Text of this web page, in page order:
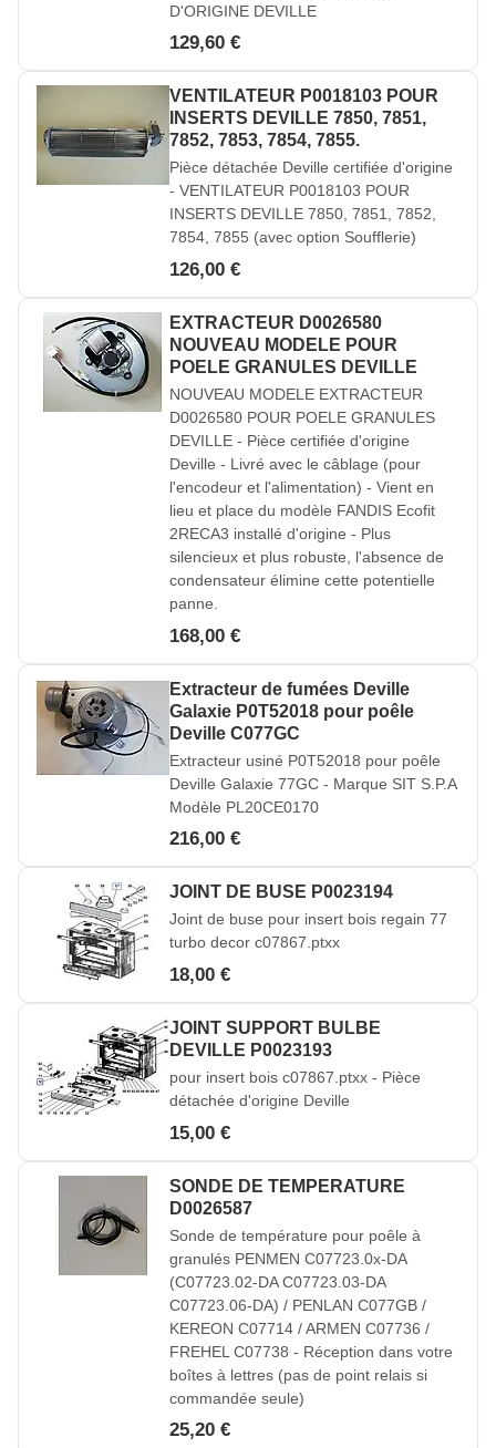
D'ORIGINE DEVILLE
129,60 €
VENTILATEUR P0018103 POUR
INSERTS DEVILLE 7850, 7851,
7852, 7853, 7854, 7855.
Pièce détachée Deville certifiée d'origine
- VENTILATEUR P0018103 POUR
INSERTS DEVILLE 7850, 7851, 7852,
7854, 7855 (avec option Soufflerie)
126,00 €
EXTRACTEUR D0026580
NOUVEAU MODELE POUR
POELE GRANULES DEVILLE
NOUVEAU MODELE EXTRACTEUR
D0026580 POUR POELE GRANULES
DEVILLE - Pièce certifiée d'origine
Deville - Livré avec le câblage (pour
l'encodeur et l'alimentation) - Vient en
lieu et place du modèle FANDIS Ecofit
2RECA3 installé d'origine - Plus
silencieux et plus robuste, l'absence de
condensateur élimine cette potentielle
panne.
168,00 €
Extracteur de fumées Deville
Galaxie P0T52018 pour poêle
Deville C077GC
Extracteur usiné P0T52018 pour poêle
Deville Galaxie 77GC - Marque SIT S.P.A
Modèle PL20CE0170
216,00 €
JOINT DE BUSE P0023194
Joint de buse pour insert bois regain 77
turbo decor c07867.ptxx
18,00 €
JOINT SUPPORT BULBE
DEVILLE P0023193
pour insert bois c07867.ptxx - Pièce
détachée d'origine Deville
15,00 €
SONDE DE TEMPERATURE
D0026587
Sonde de température pour poêle à
granulés PENMEN C07723.0x-DA
(C07723.02-DA C07723.03-DA
C07723.06-DA) / PENLAN C077GB /
KEREON C07714 / ARMEN C07736 /
FREHEL C07738 - Réception dans votre
boîtes à lettres (pas de point relais si
commandée seule)
25,20 €